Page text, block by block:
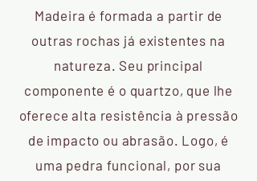
Madeira é formada a partir de
outras rochas já existentes na
natureza. Seu principal
componente é o quartzo, que lhe
oferece alta resistência à pressão
de impacto ou abrasão. Logo, é
uma pedra funcional, por sua